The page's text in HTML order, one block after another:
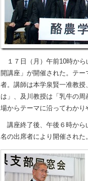
１７日（月）午前10時から
開講座」が開催された。テ
者。講師は本学泉賢一准教
は」、及川教授は「乳牛の
場からテーマに沿ってわかり
講座終了後、午後６時から
名の出席者により開催された。